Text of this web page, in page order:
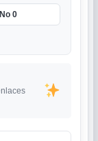
No 0